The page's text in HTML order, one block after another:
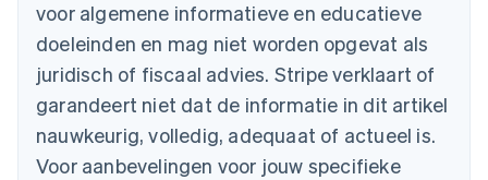
voor algemene informatieve en educatieve
doeleinden en mag niet worden opgevat als
juridisch of fiscaal advies. Stripe verklaart of
garandeert niet dat de informatie in dit artikel
nauwkeurig, volledig, adequaat of actueel is.
Voor aanbevelingen voor jouw specifieke
PortuguêsEnglish
Bulgarije
English
Canada
English Français
Cyprus
English
Denemarken